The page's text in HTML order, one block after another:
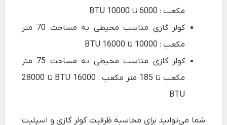
مکعب : 6000 تا 10000 BTU
کولر گازی مناسب محیطی به مساحت 70 متر
مکعب : 10000 تا 16000 BTU
کولر گازی مناسب محیطی به مساحت 75 متر
مکعب تا 185 متر مکعب : 16000 BTU تا 28000
BTU
شما می‌توانید برای محاسبه ظرفیت کولر گازی و اسپلیت